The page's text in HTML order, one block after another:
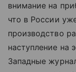
внимание на
что в России
производство
наступление на
Западные